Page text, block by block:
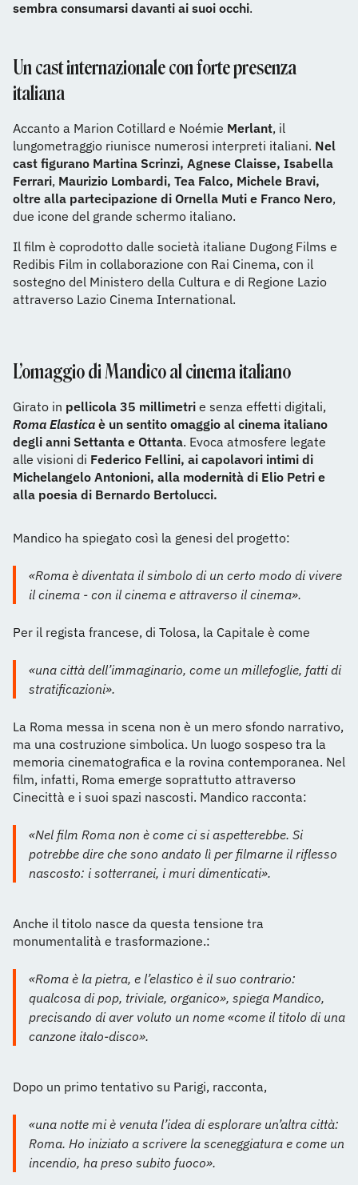
sembra consumarsi davanti ai suoi occhi.
Un cast internazionale con forte presenza
italiana
Accanto a Marion Cotillard e Noémie Merlant, il
lungometraggio riunisce numerosi interpreti italiani. Nel
cast figurano Martina Scrinzi, Agnese Claisse, Isabella
Ferrari, Maurizio Lombardi, Tea Falco, Michele Bravi,
oltre alla partecipazione di Ornella Muti e Franco Nero,
due icone del grande schermo italiano.
Il film è coprodotto dalle società italiane Dugong Films e
Redibis Film in collaborazione con Rai Cinema, con il
sostegno del Ministero della Cultura e di Regione Lazio
attraverso Lazio Cinema International.
L’omaggio di Mandico al cinema italiano
Girato in pellicola 35 millimetri e senza effetti digitali,
Roma Elastica è un sentito omaggio al cinema italiano
degli anni Settanta e Ottanta. Evoca atmosfere legate
alle visioni di Federico Fellini, ai capolavori intimi di
Michelangelo Antonioni, alla modernità di Elio Petri e
alla poesia di Bernardo Bertolucci.
Mandico ha spiegato così la genesi del progetto:
«Roma è diventata il simbolo di un certo modo di vivere
il cinema - con il cinema e attraverso il cinema».
Per il regista francese, di Tolosa, la Capitale è come
«una città dell’immaginario, come un millefoglie, fatti di
stratificazioni».
La Roma messa in scena non è un mero sfondo narrativo,
ma una costruzione simbolica. Un luogo sospeso tra la
memoria cinematografica e la rovina contemporanea. Nel
film, infatti, Roma emerge soprattutto attraverso
Cinecittà e i suoi spazi nascosti. Mandico racconta:
«Nel film Roma non è come ci si aspetterebbe. Si
potrebbe dire che sono andato lì per filmarne il riflesso
nascosto: i sotterranei, i muri dimenticati».
Anche il titolo nasce da questa tensione tra
monumentalità e trasformazione.:
«Roma è la pietra, e l’elastico è il suo contrario:
qualcosa di pop, triviale, organico», spiega Mandico,
precisando di aver voluto un nome «come il titolo di una
canzone italo-disco».
Dopo un primo tentativo su Parigi, racconta,
«una notte mi è venuta l’idea di esplorare un’altra città:
Roma. Ho iniziato a scrivere la sceneggiatura e come un
incendio, ha preso subito fuoco».